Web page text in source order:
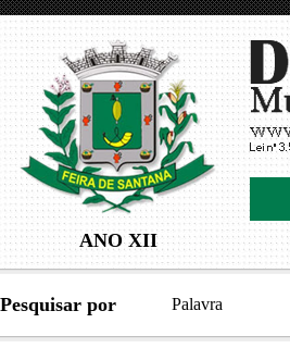
ANO XII
Pesquisar por Palavra